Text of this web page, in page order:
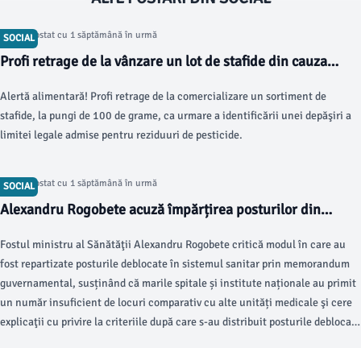
SOCIAL
Articol postat cu 1 săptămână în urmă
Profi retrage de la vânzare un lot de stafide din cauza
Alertă alimentară! Profi retrage de la comercializare un sortiment de
stafide, la pungi de 100 de grame, ca urmare a identificării unei depăşiri a
limitei legale admise pentru reziduuri de pesticide.
SOCIAL
Articol postat cu 1 săptămână în urmă
Alexandru Rogobete acuză împărțirea posturilor din
Bihorul, cu mai puţini locuitori, a primit 131 de posturi
Fostul ministru al Sănătăţii Alexandru Rogobete critică modul în care au
fost repartizate posturile deblocate în sistemul sanitar prin memorandum
guvernamental, susținând că marile spitale și institute naționale au primit
un număr insuficient de locuri comparativ cu alte unități medicale şi cere
explicaţii cu privire la criteriile după care s-au distribuit posturile deblocate